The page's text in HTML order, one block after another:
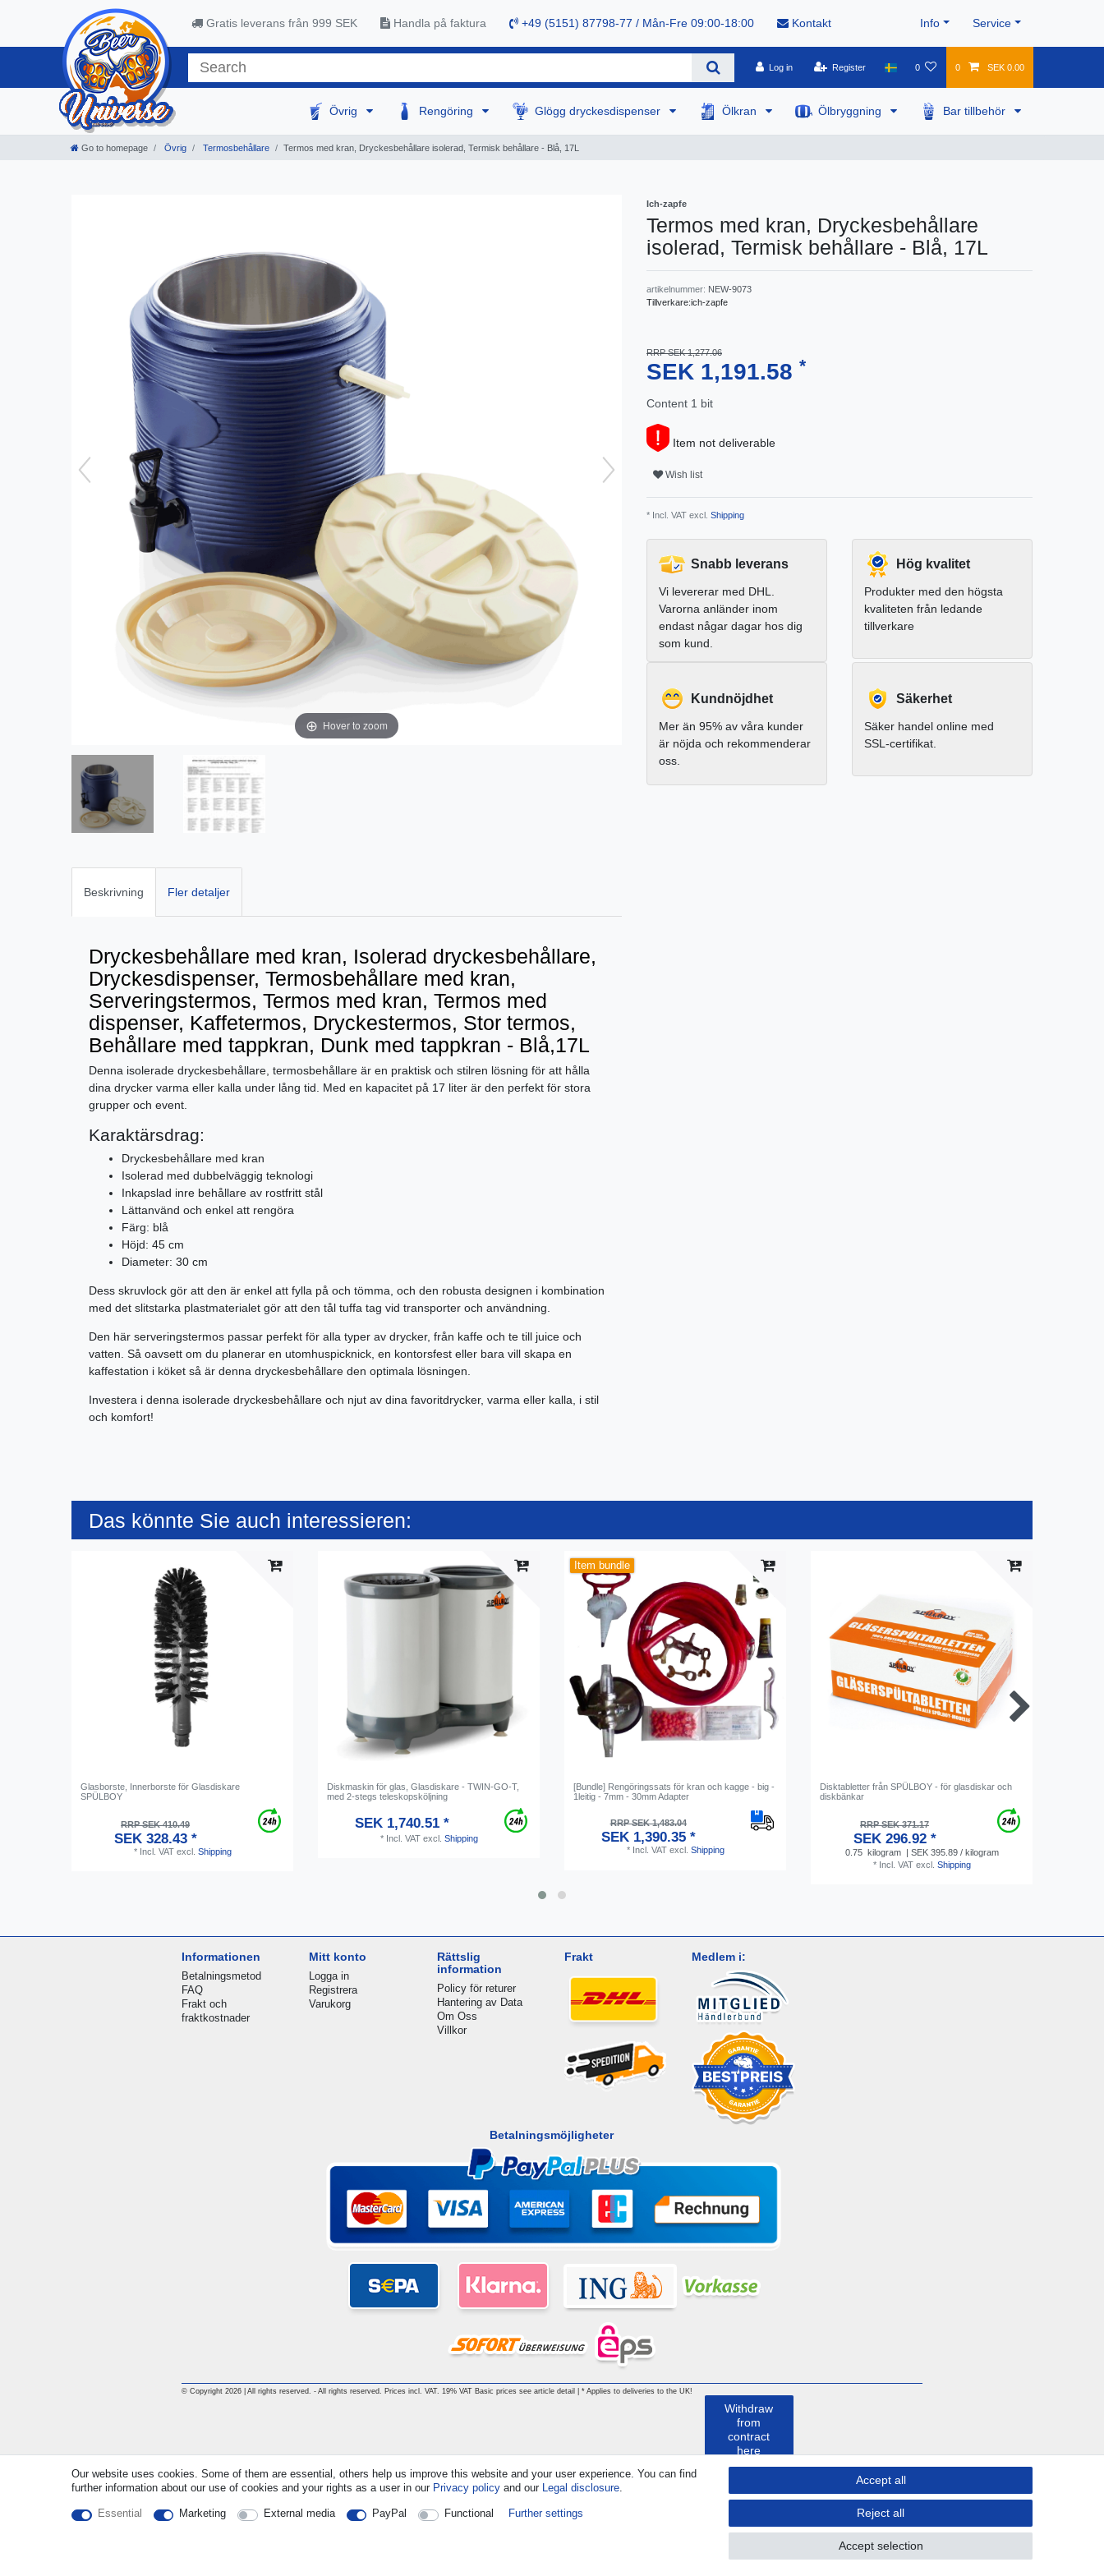
Gratis leverans från 999 SEK Handla på faktura +49 (5151) 87798-77 / Mån-Fre 09:00-18:00 Kontakt Info Service
Log in Register 0 0 SEK 0.00
Övrig Rengöring Glögg dryckesdispenser Ölkran Ölbryggning Bar tillbehör
Go to homepage Övrig Termosbehållare Termos med kran, Dryckesbehållare isolerad, Termisk behållare - Blå, 17L
Hover to zoom
Beskrivning Fler detaljer
Dryckesbehållare med kran, Isolerad dryckesbehållare,
Dryckesdispenser, Termosbehållare med kran,
Serveringstermos, Termos med kran, Termos med
dispenser, Kaffetermos, Dryckestermos, Stor termos,
Behållare med tappkran, Dunk med tappkran - Blå,17L
Denna isolerade dryckesbehållare, termosbehållare är en praktisk och stilren lösning för att hålla
dina drycker varma eller kalla under lång tid. Med en kapacitet på 17 liter är den perfekt för stora
grupper och event.
Karaktärsdrag:
Dryckesbehållare med kran
Isolerad med dubbelväggig teknologi
Inkapslad inre behållare av rostfritt stål
Lättanvänd och enkel att rengöra
Färg: blå
Höjd: 45 cm
Diameter: 30 cm
Dess skruvlock gör att den är enkel att fylla på och tömma, och den robusta designen i kombination
med det slitstarka plastmaterialet gör att den tål tuffa tag vid transporter och användning.
Den här serveringstermos passar perfekt för alla typer av drycker, från kaffe och te till juice och
vatten. Så oavsett om du planerar en utomhuspicknick, en kontorsfest eller bara vill skapa en
kaffestation i köket så är denna dryckesbehållare den optimala lösningen.
Investera i denna isolerade dryckesbehållare och njut av dina favoritdrycker, varma eller kalla, i stil
och komfort!
Ich-zapfe
Termos med kran, Dryckesbehållare
isolerad, Termisk behållare - Blå, 17L
artikelnummer: NEW-9073
Tillverkare:ich-zapfe
RRP SEK 1,277.06
SEK 1,191.58 *
Content 1 bit
Item not deliverable
Wish list
* Incl. VAT excl. Shipping
Snabb leverans
Vi levererar med DHL.
Varorna anländer inom
endast någar dagar hos dig
som kund.
Hög kvalitet
Produkter med den högsta
kvaliteten från ledande
tillverkare
Kundnöjdhet
Mer än 95% av våra kunder
är nöjda och rekommenderar
oss.
Säkerhet
Säker handel online med
SSL-certifikat.
Das könnte Sie auch interessieren:
Glasborste, Innerborste för Glasdiskare
SPÜLBOY
RRP SEK 410.49
SEK 328.43 *
* Incl. VATexcl. Shipping
Diskmaskin för glas, Glasdiskare - TWIN-GO-T,
med 2-stegs teleskopsköljning
SEK 1,740.51 *
* Incl. VATexcl. Shipping
Item bundle
[Bundle] Rengöringssats för kran och kagge - big -
1leitig - 7mm - 30mm Adapter
RRP SEK 1,483.04
SEK 1,390.35 *
* Incl. VATexcl. Shipping
Disktabletter från SPÜLBOY - för glasdiskar och
diskbänkar
RRP SEK 371.17
SEK 296.92 *
0.75 kilogram
| SEK 395.89 / kilogram
* Incl. VATexcl. Shipping
Informationen
Betalningsmetod
FAQ
Frakt och
fraktkostnader
Mitt konto
Logga in
Registrera
Varukorg
Rättslig
information
Policy för returer
Hantering av Data
Om Oss
Villkor
Frakt Medlem i:
Betalningsmöjligheter
© Copyright 2026 | All rights reserved. - All rights reserved. Prices incl. VAT. 19% VAT Basic prices see article detail | * Applies to deliveries to the UK!
Our website uses cookies. Some of them are essential, others help us improve this website and your user experience. You can find
further information about our use of cookies and your rights as a user in our Privacy policy and our Legal disclosure.
Essential Marketing External media PayPal Functional Further settings
Accept all
Reject all
Accept selection
Withdraw
from
contract
here